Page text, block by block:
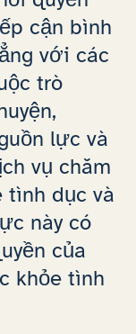
cận bình
với các
trò
lực và
vụ chăm
tình dục và
này có
của
khỏe tình